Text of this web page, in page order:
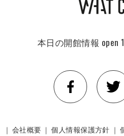
本日の開館情報 open
｜ 会社概要 ｜個人情報保護方針 ｜